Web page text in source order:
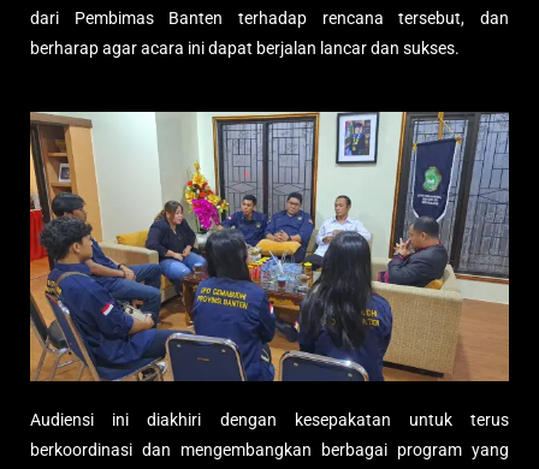
dari Pembimas Banten terhadap rencana tersebut, dan
berharap agar acara ini dapat berjalan lancar dan sukses.
Audiensi ini diakhiri dengan kesepakatan untuk terus
berkoordinasi dan mengembangkan berbagai program yang